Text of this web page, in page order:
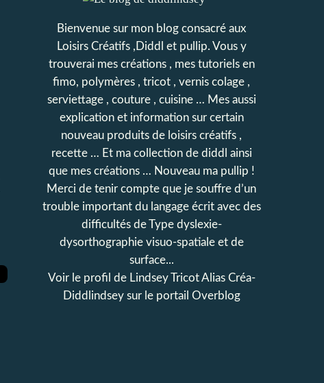
Bienvenue sur mon blog consacré aux
Loisirs Créatifs ,Diddl et pullip. Vous y
trouverai mes créations , mes tutoriels en
fimo, polymères , tricot , vernis colage ,
serviettage , couture , cuisine … Mes aussi
explication et information sur certain
nouveau produits de loisirs créatifs ,
recette … Et ma collection de diddl ainsi
que mes créations … Nouveau ma pullip !
Merci de tenir compte que je souffre d’un
trouble important du langage écrit avec des
difficultés de Type dyslexie-
dysorthographie visuo-spatiale et de
surface...
Voir le profil de Lindsey Tricot Alias Créa-
Diddlindsey sur le portail Overblog